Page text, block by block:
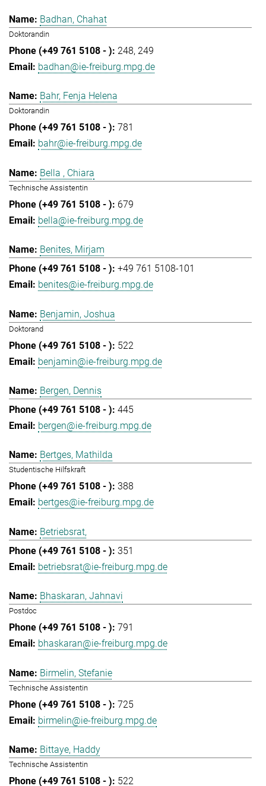
Badhan, Chahat
Doktorandin
248 249
badhan@ie-freiburg.mpg.de
Bahr, Fenja Helena
Doktorandin
781
bahr@ie-freiburg.mpg.de
Bella , Chiara
Technische Assistentin
679
bella@ie-freiburg.mpg.de
Benites, Mirjam
+49 761 5108-101
benites@ie-freiburg.mpg.de
Benjamin, Joshua
Doktorand
522
benjamin@ie-freiburg.mpg.de
Bergen, Dennis
445
bergen@ie-freiburg.mpg.de
Bertges, Mathilda
Studentische Hilfskraft
388
bertges@ie-freiburg.mpg.de
Betriebsrat,
351
betriebsrat@ie-freiburg.mpg.de
Bhaskaran, Jahnavi
Postdoc
791
bhaskaran@ie-freiburg.mpg.de
Birmelin, Stefanie
Technische Assistentin
725
birmelin@ie-freiburg.mpg.de
Bittaye, Haddy
Technische Assistentin
522